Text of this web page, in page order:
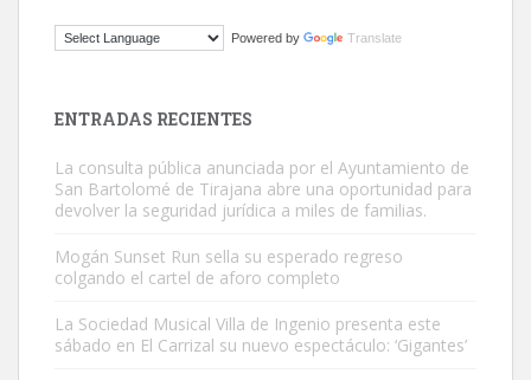
Este gato macho ha aparecido en la calle hace menos de un mes,
Adopción urgente
Busco adopción responsable para mi perra. Pastor alemán,
hembra, 4 años. Por motivos personales ...
Powered by Translate
ENTRADAS RECIENTES
La consulta pública anunciada por el Ayuntamiento de
San Bartolomé de Tirajana abre una oportunidad para
devolver la seguridad jurídica a miles de familias.
Mogán Sunset Run sella su esperado regreso
colgando el cartel de aforo completo
La Sociedad Musical Villa de Ingenio presenta este
sábado en El Carrizal su nuevo espectáculo: ‘Gigantes’